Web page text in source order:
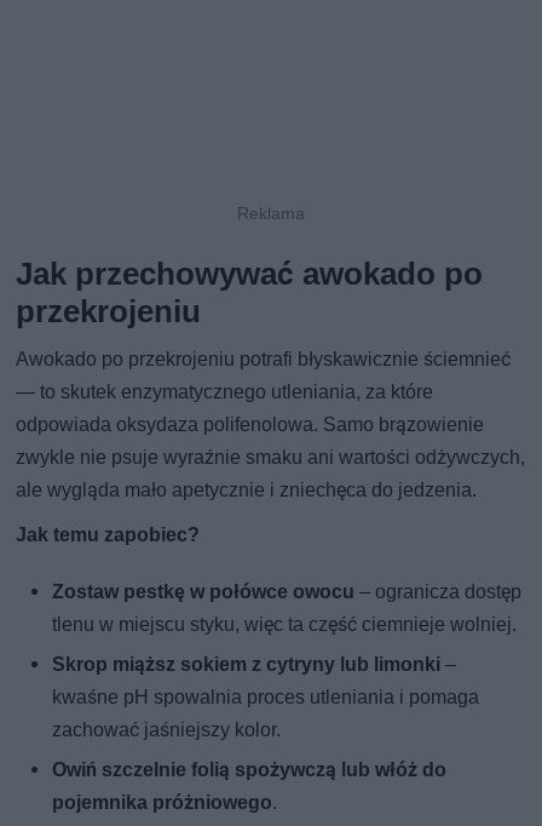
Jak przechowywać awokado po
przekrojeniu
Awokado po przekrojeniu potrafi błyskawicznie ściemnieć
— to skutek enzymatycznego utleniania, za które
odpowiada oksydaza polifenolowa. Samo brązowienie
zwykle nie psuje wyraźnie smaku ani wartości odżywczych,
ale wygląda mało apetycznie i zniechęca do jedzenia.
Jak temu zapobiec?
Zostaw pestkę w połówce owocu – ogranicza dostęp
tlenu w miejscu styku, więc ta część ciemnieje wolniej.
Skrop miąższ sokiem z cytryny lub limonki –
kwaśne pH spowalnia proces utleniania i pomaga
zachować jaśniejszy kolor.
Owiń szczelnie folią spożywczą lub włóż do
pojemnika próżniowego.